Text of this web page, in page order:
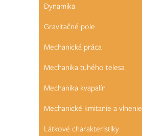
Dynamika
Gravitačné pole
Mechanická práca
Mechanika tuhého telesa
Mechanika kvapalín
Mechanické kmitanie a vlnenie
Látkové charakteristiky